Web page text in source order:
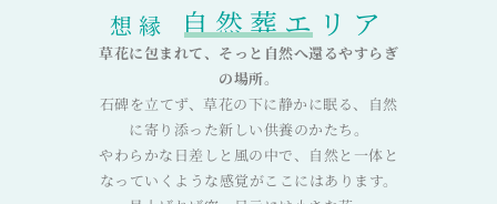
想縁 自然葬エリア
草花に包まれて、そっと自然へ還るやすらぎ
の場所。
石碑を立てず、草花の下に静かに眠る、自然
に寄り添った新しい供養のかたち。
やわらかな日差しと風の中で、自然と一体と
なっていくような感覚がここにはあります。